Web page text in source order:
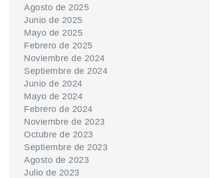
Agosto de 2025
Junio de 2025
Mayo de 2025
Febrero de 2025
Noviembre de 2024
Septiembre de 2024
Junio de 2024
Mayo de 2024
Febrero de 2024
Noviembre de 2023
Octubre de 2023
Septiembre de 2023
Agosto de 2023
Julio de 2023